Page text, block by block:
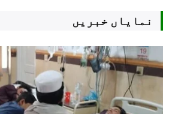
نمایاں خبریں